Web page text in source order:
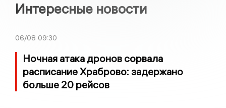
Интересные новости
06/08 09:30
Ночная атака дронов сорвала
расписание Храброво: задержано
больше 20 рейсов